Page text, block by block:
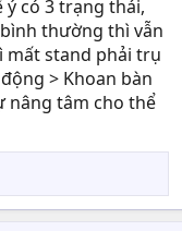
có 3 trạng thái,
thường thì vẫn
mất stand phải trụ
> Khoan bàn
nâng tâm cho thể